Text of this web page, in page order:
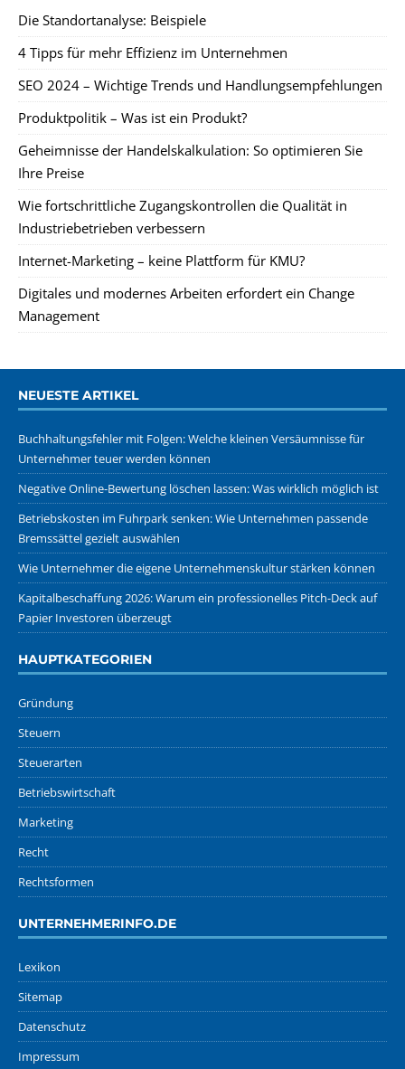
Die Standortanalyse: Beispiele
4 Tipps für mehr Effizienz im Unternehmen
SEO 2024 – Wichtige Trends und Handlungsempfehlungen
Produktpolitik – Was ist ein Produkt?
Geheimnisse der Handelskalkulation: So optimieren Sie
Ihre Preise
Wie fortschrittliche Zugangskontrollen die Qualität in
Industriebetrieben verbessern
Internet-Marketing – keine Plattform für KMU?
Digitales und modernes Arbeiten erfordert ein Change
Management
NEUESTE ARTIKEL
Buchhaltungsfehler mit Folgen: Welche kleinen Versäumnisse für
Unternehmer teuer werden können
Negative Online-Bewertung löschen lassen: Was wirklich möglich ist
Betriebskosten im Fuhrpark senken: Wie Unternehmen passende
Bremssättel gezielt auswählen
Wie Unternehmer die eigene Unternehmenskultur stärken können
Kapitalbeschaffung 2026: Warum ein professionelles Pitch-Deck auf
Papier Investoren überzeugt
HAUPTKATEGORIEN
Gründung
Steuern
Steuerarten
Betriebswirtschaft
Marketing
Recht
Rechtsformen
UNTERNEHMERINFO.DE
Lexikon
Sitemap
Datenschutz
Impressum